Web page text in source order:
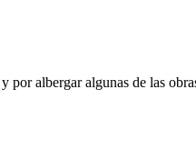
albergar algunas de las